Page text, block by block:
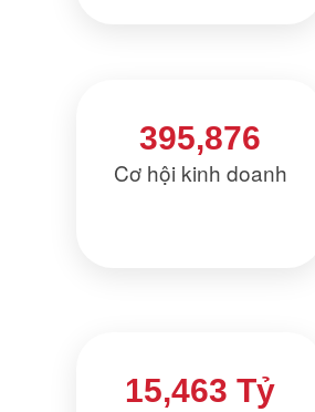
395,876
Cơ hội kinh doanh
15,463 Tỷ